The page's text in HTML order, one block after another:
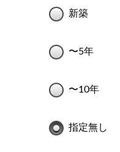
新築
〜5年
〜10年
指定無し